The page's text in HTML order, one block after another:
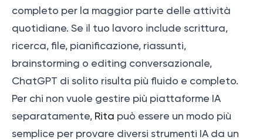
completo per la maggior parte delle attività
quotidiane. Se il tuo lavoro include scrittura,
ricerca, file, pianificazione, riassunti,
brainstorming o editing conversazionale,
ChatGPT di solito risulta più fluido e completo.
Per chi non vuole gestire più piattaforme IA
separatamente, Rita può essere un modo più
semplice per provare diversi strumenti IA da un